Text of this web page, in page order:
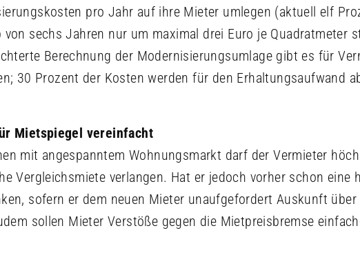
pro Jahr auf ihre Mieter umlegen (aktuell elf
von sechs Jahren nur um maximal drei Euro je Quadratmeter
Berechnung der Modernisierungsumlage gibt es für
30 Prozent der Kosten werden für den Erhaltungsaufwand
Mietspiegel vereinfacht
mit angespanntem Wohnungsmarkt darf der Vermieter
Vergleichsmiete verlangen. Hat er jedoch vorher schon eine
sofern er dem neuen Mieter unaufgefordert Auskunft
sollen Mieter Verstöße gegen die Mietpreisbremse